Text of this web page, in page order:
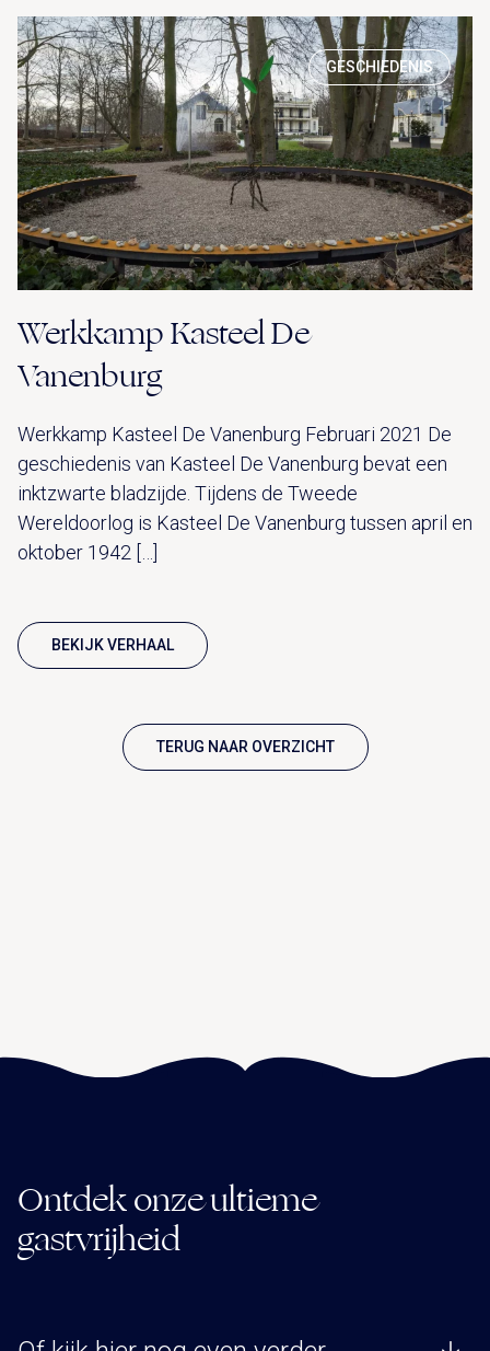
GESCHIEDENIS
Werkkamp Kasteel De
Vanenburg
Werkkamp Kasteel De Vanenburg Februari 2021 De
geschiedenis van Kasteel De Vanenburg bevat een
inktzwarte bladzijde. Tijdens de Tweede
Wereldoorlog is Kasteel De Vanenburg tussen april en
oktober 1942 […]
BEKIJK VERHAAL
TERUG NAAR OVERZICHT
Ontdek onze ultieme
gastvrijheid